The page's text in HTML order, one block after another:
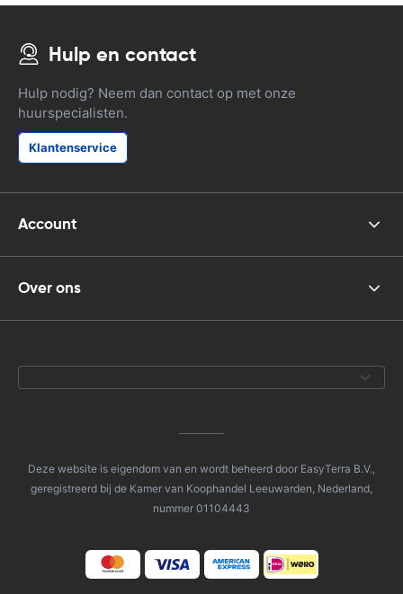
Hulp en contact
Hulp nodig? Neem dan contact op met onze
huurspecialisten.
Klantenservice
Account
Over ons
Deze website is eigendom van en wordt beheerd door EasyTerra B.V.,
geregistreerd bij de Kamer van Koophandel Leeuwarden, Nederland,
nummer 01104443